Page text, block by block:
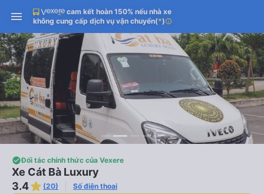
cam kết hoàn 150% nếu nhà xe
không cung cấp dịch vụ vận chuyển(*)info
Đối tác chính thức của Vexere
Xe Cát Bà Luxury
3.4
(20) Số điện thoại